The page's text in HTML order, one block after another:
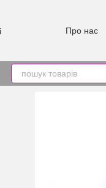
Про нас